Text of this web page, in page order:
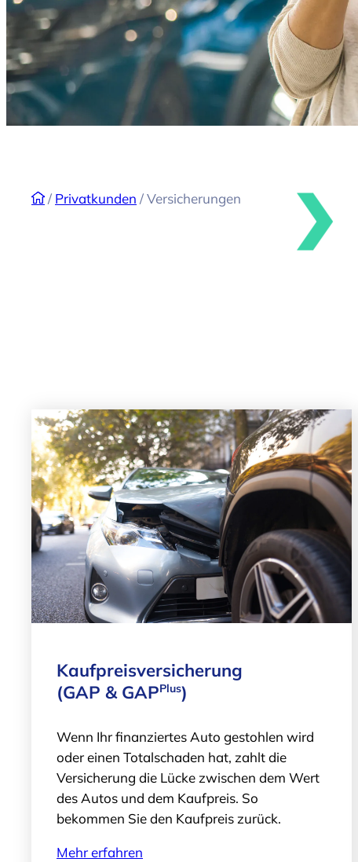
/ Privatkunden /Versicherungen
Kaufpreisversicherung
(GAP & GAPPlus)
Wenn Ihr finanziertes Auto gestohlen wird
oder einen Totalschaden hat, zahlt die
Versicherung die Lücke zwischen dem Wert
des Autos und dem Kaufpreis. So
bekommen Sie den Kaufpreis zurück.
Mehr erfahren